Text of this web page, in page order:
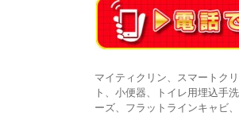
マイティクリン、スマートク
ト、小便器、トイレ用埋込手
ーズ、フラットラインキャビ